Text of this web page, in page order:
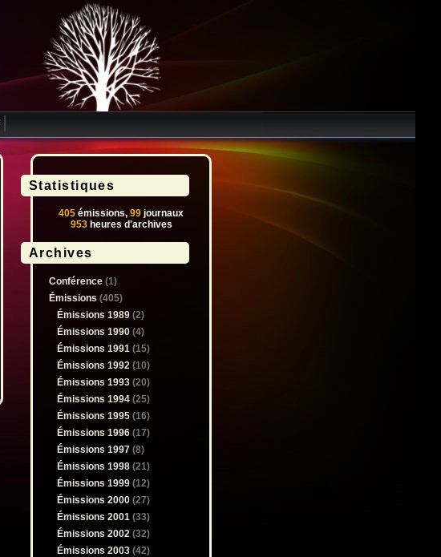
Statistiques
405 émissions, 99 journaux
953heures d'archives
Archives
Conférence (1)
Émissions (405)
Émissions 1989 (2)
Émissions 1990 (4)
Émissions 1991 (15)
Émissions 1992 (10)
Émissions 1993 (20)
Émissions 1994 (25)
Émissions 1995 (16)
Émissions 1996 (17)
Émissions 1997 (8)
Émissions 1998 (21)
Émissions 1999 (12)
Émissions 2000 (27)
Émissions 2001 (33)
Émissions 2002 (32)
Émissions 2003 (42)